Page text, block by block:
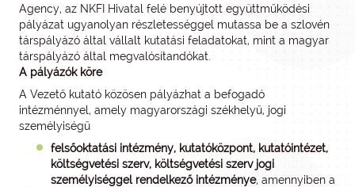
Agency, az NKFI Hivatal felé benyújtott együttműködési
pályázat ugyanolyan részletességgel mutassa be a szlovén
társpályázó által vállalt kutatási feladatokat, mint a magyar
társpályázó által megvalósítandókat.
A pályázók köre
A Vezető kutató közösen pályázhat a befogadó
intézménnyel, amely magyarországi székhelyű, jogi
személyiségű
felsőoktatási intézmény, kutatóközpont, kutatóintézet,
költségvetési szerv, költségvetési szerv jogi
személyiséggel rendelkező intézménye, amennyiben a